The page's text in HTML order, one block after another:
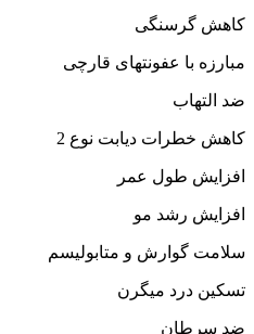
کاهش گرسنگی
مبارزه با عفونتهای قارچی
ضد التهاب
کاهش خطرات دیابت نوع 2
افزایش طول عمر
افزایش رشد مو
سلامت گوارش و متابولیسم
تسکین درد میگرن
ضد سرطان